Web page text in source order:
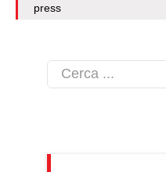
press